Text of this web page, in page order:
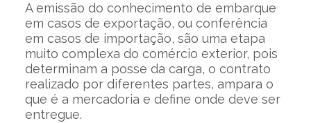
A emissão do conhecimento de embarque
em casos de exportação, ou conferência
em casos de importação, são uma etapa
muito complexa do comércio exterior, pois
determinam a posse da carga, o contrato
realizado por diferentes partes, ampara o
que é a mercadoria e define onde deve ser
entregue.